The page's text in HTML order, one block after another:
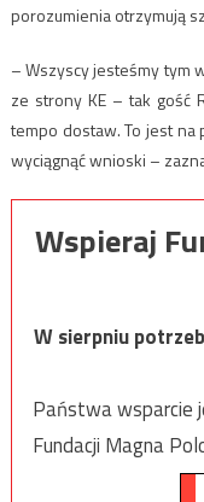
porozumienia otrzymują
– Wszyscy jesteśmy tym
ze strony KE – tak gość
tempo dostaw. To jest
wyciągnąć wnioski –
Wspieraj
W sierpniu
Państwa wsparcie
Fundacji Magna